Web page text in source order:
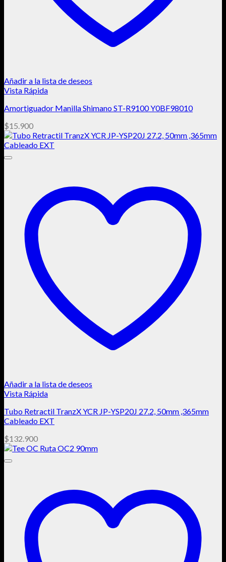
Añadir a la lista de deseos
Vista Rápida
Amortiguador Manilla Shimano ST-R9100 Y0BF98010
$15.900
Añadir a la lista de deseos
Vista Rápida
Tubo Retractil TranzX YCR JP-YSP20J 27.2, 50mm ,365mm
Cableado EXT
$132.900